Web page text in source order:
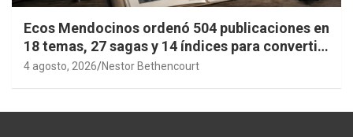
Ecos Mendocinos ordenó 504 publicaciones en
18 temas, 27 sagas y 14 índices para convertir
años de investigación en memoria pública
4 agosto, 2026 Nestor Bethencourt